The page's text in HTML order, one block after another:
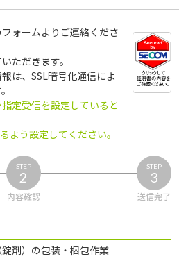
ォームよりご連絡くださ
ただきます。
は、SSL暗号化通信によ
定受信を設定していると
う設定してください。
STEP
2
内容確認
STEP
3
送信完了
錠剤）の包装・梱包作業